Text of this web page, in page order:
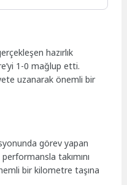
hazırlık
1-0 mağlup etti.
uzanarak önemli bir
görev yapan
takımını
bir kilometre taşına